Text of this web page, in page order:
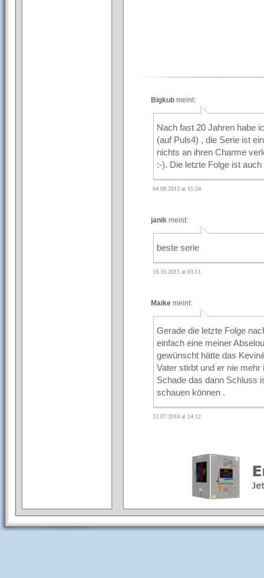
Bigkub meint:
Nach fast 20 Jahren habe
(auf Puls4) , die Serie ist
nichts an ihren Charme
:-). Die letzte Folge ist
04.08.2013 at 15:34
janik meint:
beste serie
18.10.2015 at 03:11
Maike meint:
Gerade die letzte Folge
einfach eine meiner
gewünscht hätte das
Vater stirbt und er nie
Schade das dann Schluss
schauen können .
13.07.2018 at 14:12